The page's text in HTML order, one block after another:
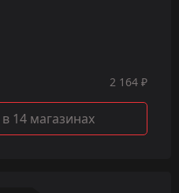
2 164 ₽
в 14 магазинах